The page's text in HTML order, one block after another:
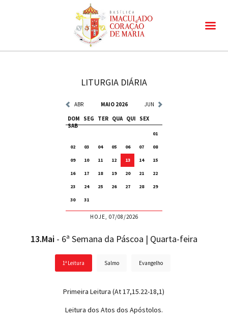
LITURGIA DIÁRIA
ABR MAIO 2026
JUN
DOM
SEG TER QUA QUI
SEX
SAB
01
02
03 04 05 06 07
08
09
10 11 12 13 14
15
16
17 18 19 20 21
22
23
24 25 26 27 28
29
30
31
HOJE, 07/08/2026
13.Mai - 6ª Semana da Páscoa | Quarta-feira
1ª Leitura Salmo Evangelho
Primeira Leitura (At 17,15.22-18,1)
Leitura dos Atos dos Apóstolos.